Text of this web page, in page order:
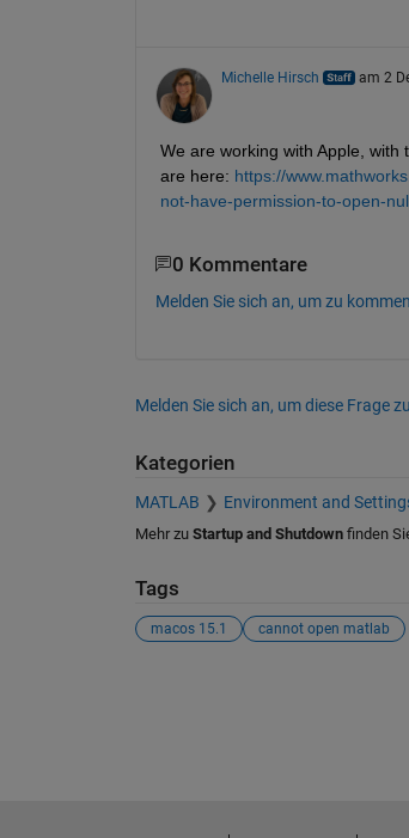
Michelle Hirsch am 2
We are working with Apple,
are here: https://
not-have-permission-to-open-
0 Kommentare
Melden Sie sich an, um zu
Melden Sie sich an, um diese Frage
Kategorien
MATLAB Environment and
Mehr zu Startup and Shutdownfinden
Tags
macos 15.1 cannot open matlab